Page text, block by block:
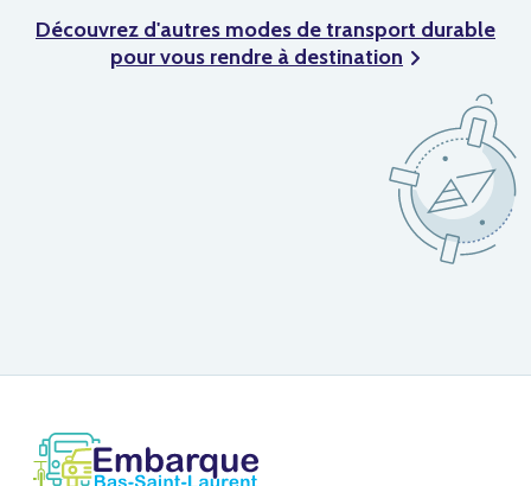
Découvrez d'autres modes de transport durable
pour vous rendre à destination